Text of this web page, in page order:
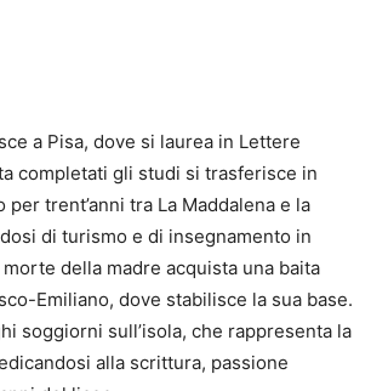
a Pisa, dove si laurea in Lettere
completati gli studi si trasferisce in
per trent’anni tra La Maddalena e la
di turismo e di insegnamento in
della madre acquista una baita
Emiliano, dove stabilisce la sua base.
soggiorni sull’isola, che rappresenta la
alla scrittura, passione